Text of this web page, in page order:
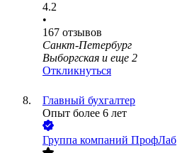
4.2
•
167 отзывов
Санкт-Петербург
Выборгская и еще 2
Откликнуться
Главный бухгалтер
Опыт более 6 лет
Группа компаний ПрофЛаб